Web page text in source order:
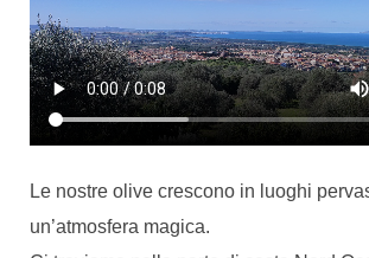
Le nostre olive crescono in luoghi
un’atmosfera magica.